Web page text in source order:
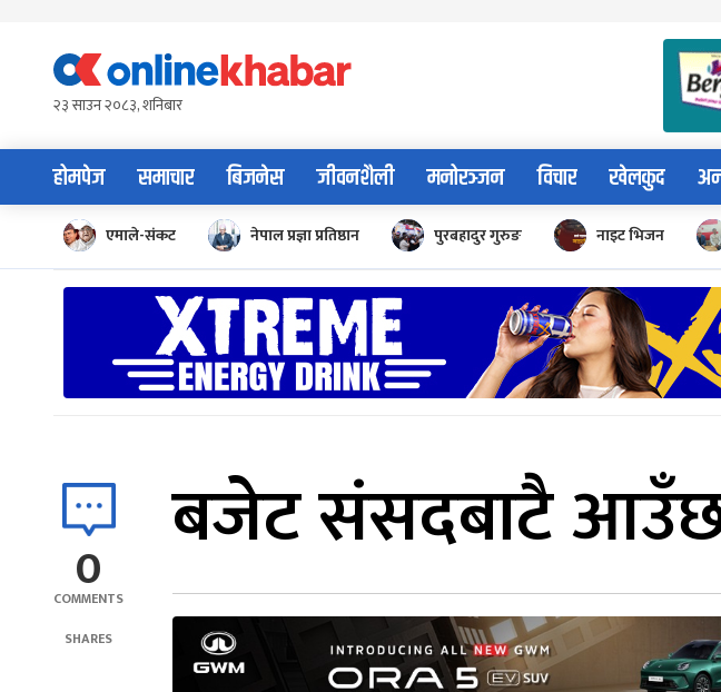
content२३ साउन २०८३, शनिबार
होमपेज समाचार बिजनेस जीवनशैली मनोरञ्जन विचार खेलकुद
एमाले-संकट नेपाल प्रज्ञा प्रतिष्ठान पुरबहादुर गुरुङ नाइट भिजन
0
COMMENTS
SHARES
बजेट संसदबाटै आउँछ